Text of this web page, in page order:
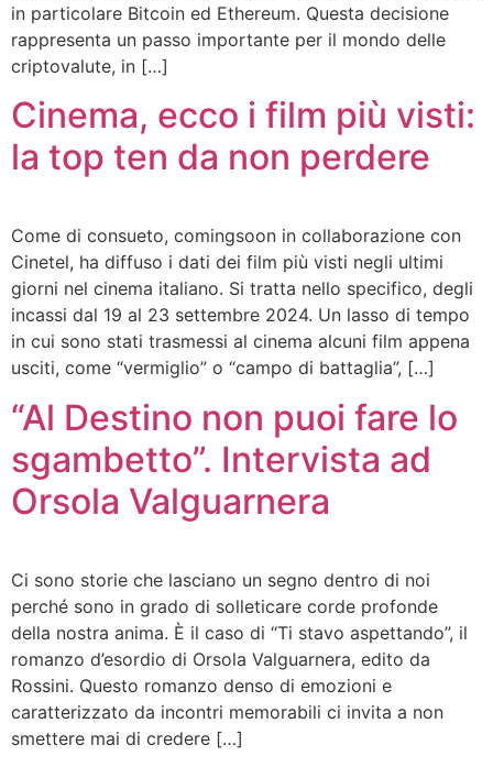
in particolare Bitcoin ed Ethereum. Questa decisione
rappresenta un passo importante per il mondo delle
criptovalute, in […]
Cinema, ecco i film più visti:
la top ten da non perdere
Come di consueto, comingsoon in collaborazione con
Cinetel, ha diffuso i dati dei film più visti negli ultimi
giorni nel cinema italiano. Si tratta nello specifico, degli
incassi dal 19 al 23 settembre 2024. Un lasso di tempo
in cui sono stati trasmessi al cinema alcuni film appena
usciti, come “vermiglio” o “campo di battaglia”, […]
“Al Destino non puoi fare lo
sgambetto”. Intervista ad
Orsola Valguarnera
Ci sono storie che lasciano un segno dentro di noi
perché sono in grado di solleticare corde profonde
della nostra anima. È il caso di “Ti stavo aspettando”, il
romanzo d’esordio di Orsola Valguarnera, edito da
Rossini. Questo romanzo denso di emozioni e
caratterizzato da incontri memorabili ci invita a non
smettere mai di credere […]